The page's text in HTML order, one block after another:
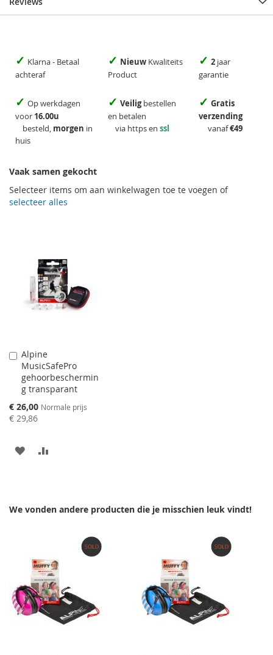
✓ Klarna - Betaal
achteraf
✓ Nieuw Kwaliteits
Product
✓ 2 jaar
garantie
✓ Op werkdagen
voor 16.00u
besteld, morgen in
huis
✓ Veiligbestellen
en betalen
via https en ssl
✓ Gratis
verzending
vanaf€49
Vaak samen gekocht
Selecteer items om aan winkelwagen toe te voegen of
selecteer alles
Alpine
MusicSafePro
gehoorbeschermin
g transparant
Speciale
prijs
€ 26,00 Normale prijs
€ 29,86
Aan
winkelwagen
toevoegen
AAN
TE
VERGELIJKEN
We vonden andere producten die je misschien leuk vindt!